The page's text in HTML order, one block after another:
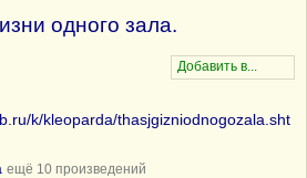
одного зала.
k/kleoparda/thasjgizniodnogozala.sht
ещё 10 произведений